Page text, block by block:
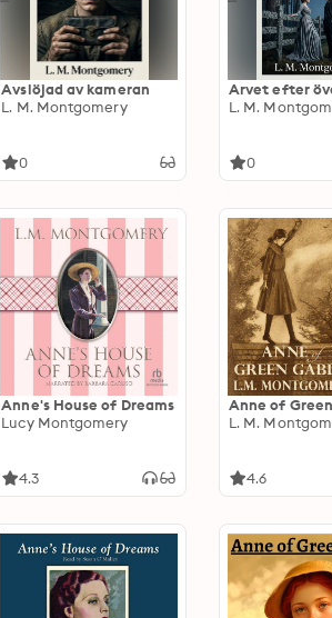
Avslöjad av kameran
L. M. Montgomery
0
Arvet efter
L. M.
0
Anne's House of Dreams
Lucy Montgomery
4.3
Anne of
L. M.
4.6